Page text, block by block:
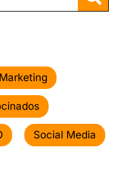
Social Media